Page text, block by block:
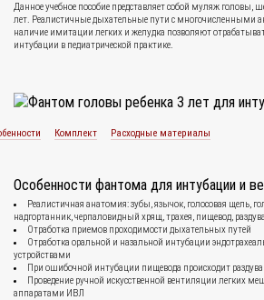
Данное учебное пособие представляет собой муляж головы,
лет. Реалистичные дыхательные пути с многочисленными
наличие имитации легких и желудка позволяют
интубации в педиатрической практике.
Комплект Расходные материалы
Особенности фантома для интубации и
Реалистичная анатомия: зубы, язычок, голосовая щель,
надгортанник, черпаловидный хрящ, трахея, пищевод,
Отработка приемов проходимости дыхательных путей
Отработка оральной и назальной интубации
устройствами
При ошибочной интубации пищевода происходит
Проведение ручной искусственной вентиляции легких
аппаратами ИВЛ